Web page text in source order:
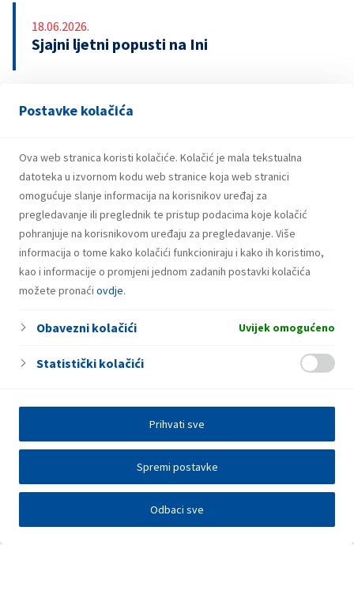
Postavke kolačića
Ova web stranica koristi kolačiće. Kolačić je mala tekstualna
datoteka u izvornom kodu web stranice koja web stranici
omogućuje slanje informacija na korisnikov uređaj za
pregledavanje ili preglednik te pristup podacima koje kolačić
pohranjuje na korisnikovom uređaju za pregledavanje. Više
informacija o tome kako kolačići funkcioniraju i kako ih koristimo,
kao i informacije o promjeni jednom zadanih postavki kolačića
možete pronaći ovdje.
Obavezni kolačići Uvijek omogućeno
Statistički kolačići
Odbaci sve
Spremi postavke
Prihvati sve
18.06.2026.
Sjajni ljetni popusti na Ini
13.04.2026.
bonovima za gorivo